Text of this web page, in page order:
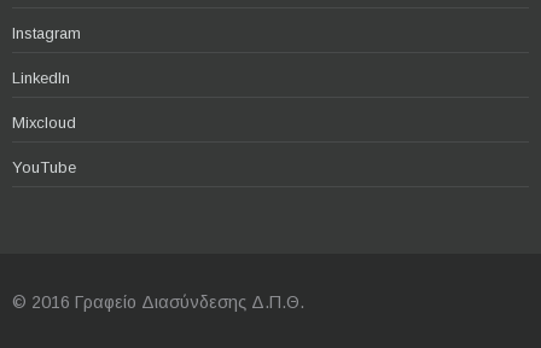
Instagram
LinkedIn
Mixcloud
YouTube
© 2016 Γραφείο Διασύνδεσης Δ.Π.Θ.